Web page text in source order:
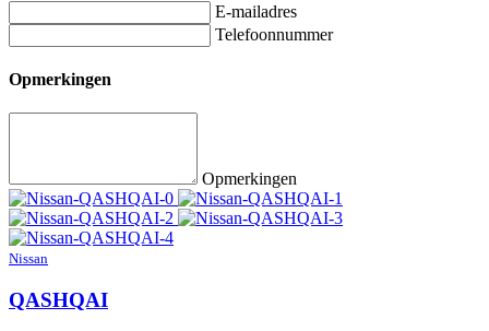
E-mailadres
Telefoonnummer
Opmerkingen
Opmerkingen
Nissan
QASHQAI